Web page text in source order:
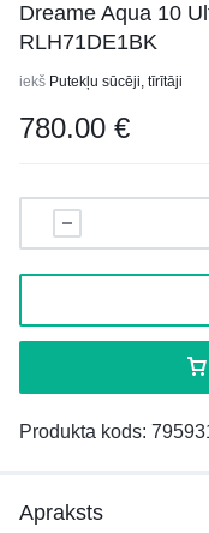
Dreame Aqua 10
RLH71DE1BK
iekš Putekļu sūcēji, tīrītāji
780.00 €
Produkta kods:
Apraksts